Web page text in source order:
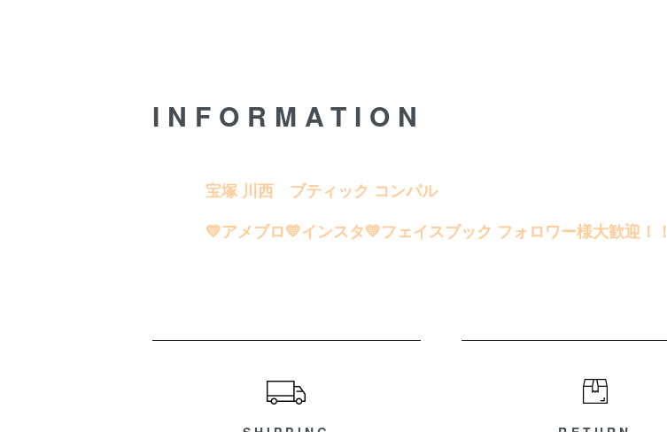
INFORMATION
宝塚 川西 ブティック コンパル
💛アメブロ💛インスタ💛フェイスブック フォロワー様大歓迎！！